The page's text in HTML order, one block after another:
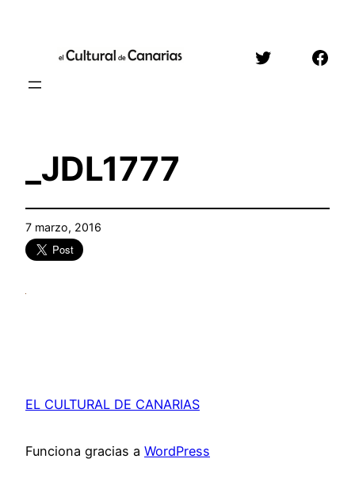
contenido
Twitter
_JDL1777
7 marzo, 2016
EL CULTURAL DE CANARIAS
Funciona gracias a WordPress